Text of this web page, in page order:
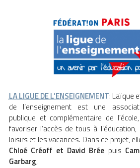
LA LIGUE DE L’ENSEIGNEMENT: Laïque
de l’enseignement est une
publique et complémentaire de
favoriser l’accès de tous à
loisirs et les vacances. Dans ce projet,
Chloé Créoff et David Brée puis
Garbarg,